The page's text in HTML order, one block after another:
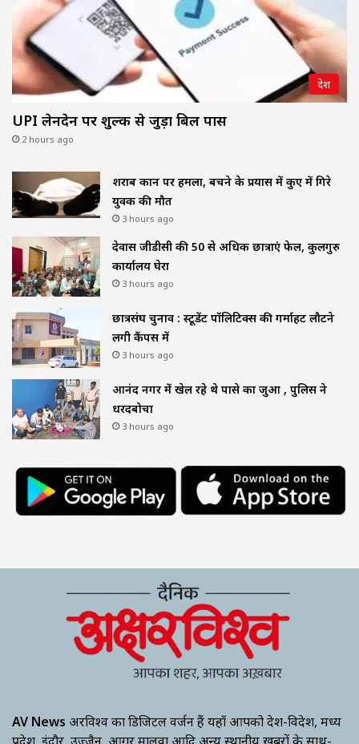
देश
UPI लेनदेन पर शुल्क से जुड़ा बिल पास
2 hours ago
शराब दुकान पर हमला, बचने के प्रयास में कुए में गिरे
युवक की मौत
3 hours ago
देवास जीडीसी की 50 से अधिक छात्राएं फेल, कुलगुरु
कार्यालय घेरा
3 hours ago
छात्रसंघ चुनाव : स्टूडेंट पॉलिटिक्स की गर्माहट लौटने
लगी कैंपस में
3 hours ago
आनंद नगर में खेल रहे थे पासे का जुआ , पुलिस ने
धरदबोचा
3 hours ago
AV News अक्षरविश्व का डिजिटल वर्जन हैं यहाँ आपको देश-विदेश, मध्य